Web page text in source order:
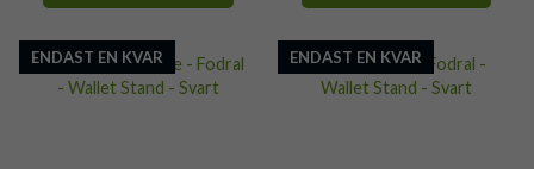
ENDAST EN KVAR ENDAST EN KVAR